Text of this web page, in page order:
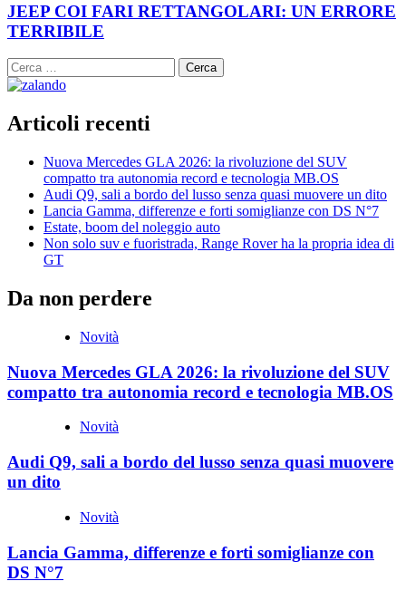
JEEP COI FARI RETTANGOLARI: UN ERRORE
TERRIBILE
Ricerca
per:
Articoli recenti
Nuova Mercedes GLA 2026: la rivoluzione del SUV
compatto tra autonomia record e tecnologia MB.OS
Audi Q9, sali a bordo del lusso senza quasi muovere un dito
Lancia Gamma, differenze e forti somiglianze con DS N°7
Estate, boom del noleggio auto
Non solo suv e fuoristrada, Range Rover ha la propria idea di
GT
Da non perdere
Novità
Nuova Mercedes GLA 2026: la rivoluzione del SUV
compatto tra autonomia record e tecnologia MB.OS
Novità
Audi Q9, sali a bordo del lusso senza quasi muovere
un dito
Novità
Lancia Gamma, differenze e forti somiglianze con
DS N°7